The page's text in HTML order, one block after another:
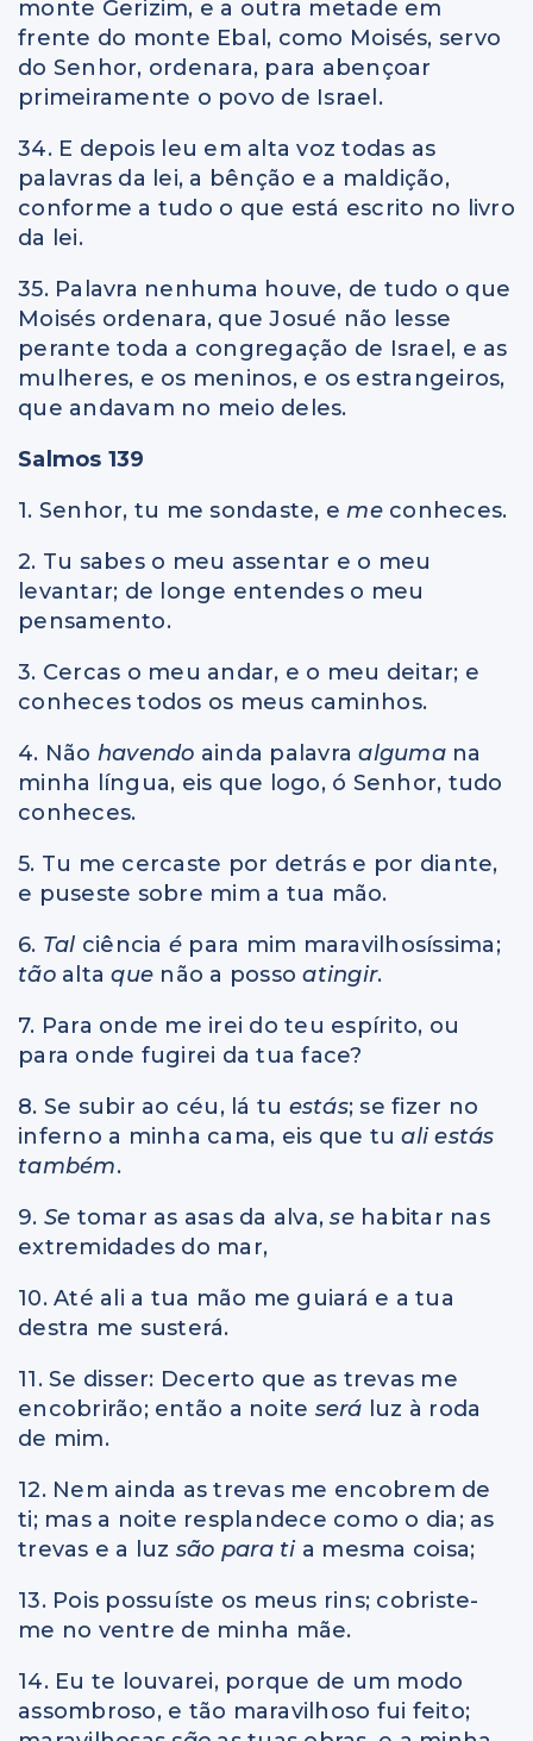
monte Gerizim, e a outra metade em
frente do monte Ebal, como Moisés, servo
do Senhor, ordenara, para abençoar
primeiramente o povo de Israel.
34. E depois leu em alta voz todas as
palavras da lei, a bênção e a maldição,
conforme a tudo o que está escrito no livro
da lei.
35. Palavra nenhuma houve, de tudo o que
Moisés ordenara, que Josué não lesse
perante toda a congregação de Israel, e as
mulheres, e os meninos, e os estrangeiros,
que andavam no meio deles.
Salmos 139
1. Senhor, tu me sondaste, eme conheces.
2. Tu sabes o meu assentar e o meu
levantar; de longe entendes o meu
pensamento.
3. Cercas o meu andar, e o meu deitar; e
conheces todos os meus caminhos.
4. Não havendo ainda palavraalguma na
minha língua, eis que logo, ó Senhor, tudo
conheces.
5. Tu me cercaste por detrás e por diante,
e puseste sobre mim a tua mão.
6. Tal ciência é para mim maravilhosíssima;
tão altaque não a possoatingir.
7. Para onde me irei do teu espírito, ou
para onde fugirei da tua face?
8. Se subir ao céu, lá tu estás; se fizer no
inferno a minha cama, eis que tuali estás
também.
9. Se tomar as asas da alva,se habitar nas
extremidades do mar,
10. Até ali a tua mão me guiará e a tua
destra me susterá.
11. Se disser: Decerto que as trevas me
encobrirão; então a noite será luz à roda
de mim.
12. Nem ainda as trevas me encobrem de
ti; mas a noite resplandece como o dia; as
trevas e a luz são para ti a mesma coisa;
13. Pois possuíste os meus rins; cobriste-
me no ventre de minha mãe.
14. Eu te louvarei, porque de um modo
assombroso, e tão maravilhoso fui feito;